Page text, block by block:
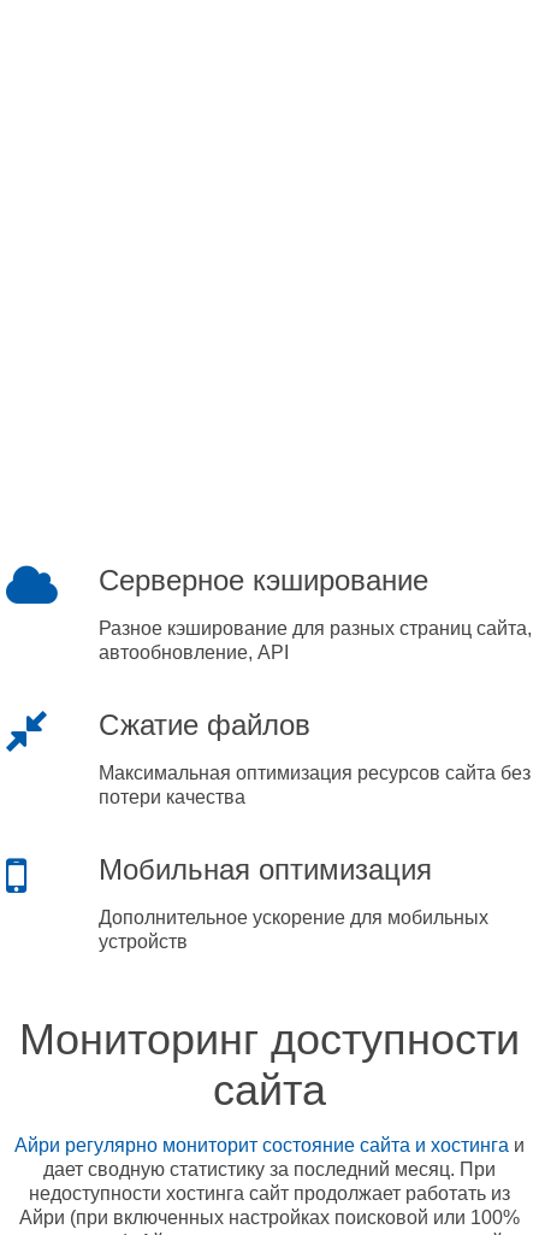
Серверное кэширование
Разное кэширование для разных страниц сайта,
автообновление, API
Сжатие файлов
Максимальная оптимизация ресурсов сайта без
потери качества
Мобильная оптимизация
Дополнительное ускорение для мобильных
устройств
Мониторинг доступности
сайта
Айри регулярно мониторит состояние сайта и хостинга и
дает сводную статистику за последний месяц. При
недоступности хостинга сайт продолжает работать из
Айри (при включенных настройках поисковой или 100%